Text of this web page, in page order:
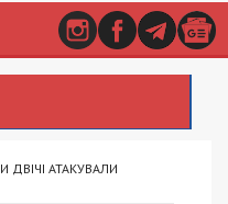
ДВІЧІ АТАКУВАЛИ